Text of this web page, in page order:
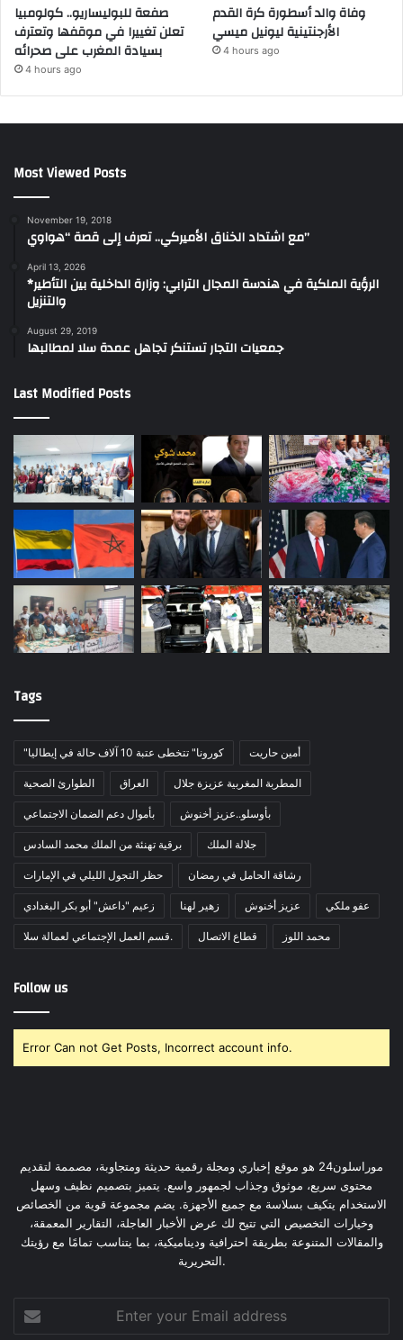
صفعة للبوليساريو.. كولومبيا
تعلن تغييرا في موقفها وتعترف
بسيادة المغرب على صحرائه
4 hours ago
وفاة والد أسطورة كرة القدم
الأرجنتينية ليونيل ميسي
4 hours ago
Most Viewed Posts
November 19, 2018
مع اشتداد الخناق الأميركي.. تعرف إلى قصة “هواوي”
April 13, 2026
*الرؤية الملكية في هندسة المجال الترابي: وزارة الداخلية بين التأطير
والتنزيل
August 29, 2019
جمعيات التجار تستنكر تجاهل عمدة سلا لمطالبها
Last Modified Posts
Tags
"كورونا" تتخطى عتبة 10 آلاف حالة في إيطاليا أمين حاريت
الطوارئ الصحية العراق المطربة المغربية عزيزة جلال
بأموال دعم الضمان الاجتماعي بأوسلو..عزيز أخنوش
برقية تهنئة من الملك محمد السادس جلالة الملك
حظر التجول الليلي في الإمارات رشاقة الحامل في رمضان
زعيم "داعش" أبو بكر البغدادي زهير لهنا عزيز أخنوش عفو ملكي
قسم العمل الإجتماعي لعمالة سلا. قطاع الاتصال محمد اللوز
Follow us
Error Can not Get Posts, Incorrect account info.
موراسلون24 هو موقع إخباري ومجلة رقمية حديثة ومتجاوبة، مصممة لتقديم
محتوى سريع، موثوق وجذاب لجمهور واسع. يتميز بتصميم نظيف وسهل
الاستخدام يتكيف بسلاسة مع جميع الأجهزة. يضم مجموعة قوية من الخصائص
وخيارات التخصيص التي تتيح لك عرض الأخبار العاجلة، التقارير المعمقة،
والمقالات المتنوعة بطريقة احترافية وديناميكية، بما يتناسب تمامًا مع رؤيتك
التحريرية.
Enter
your